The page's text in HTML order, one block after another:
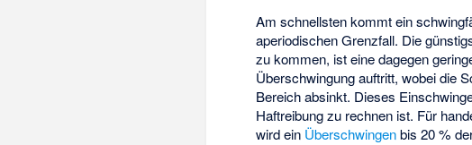
Am schnellsten kommt ein
aperiodischen Grenzfall. Die
zu kommen, ist eine dagegen
Überschwingung auftritt, wobei die
Bereich absinkt. Dieses
Haftreibung zu rechnen ist. Für
wird ein Überschwingenbis 20 %